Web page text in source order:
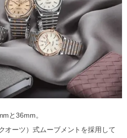
と36mm。
オーツ）式ムーブメントを採用して